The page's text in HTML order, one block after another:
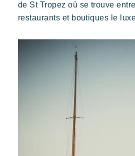
Paradis tropical
Un cadre idyllique au pied de la célèbre
Nous contacter
Réserver
de St Tropez où se trouve
restaurants et boutiques le